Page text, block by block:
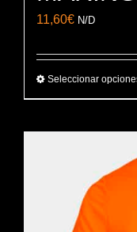
11,60€ N/D
Seleccionar